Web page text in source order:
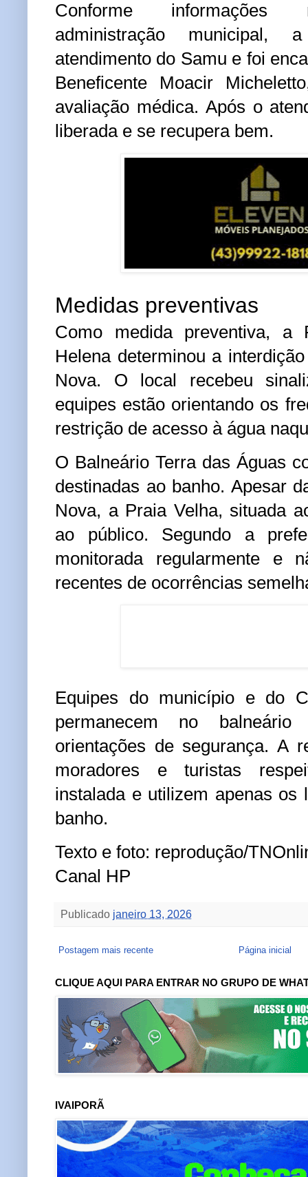
Conforme informações
administração municipal,
atendimento do Samu e foi
Beneficente Moacir
avaliação médica. Após o
liberada e se recupera bem.
Medidas preventivas
Como medida preventiva, a
Helena determinou a
Nova. O local recebeu
equipes estão orientando os
restrição de acesso à água
O Balneário Terra das Águas
destinadas ao banho. Apesar
Nova, a Praia Velha, situada
ao público. Segundo a
monitorada regularmente e
recentes de ocorrências
Equipes do município e do
permanecem no
orientações de segurança. A
moradores e turistas
instalada e utilizem apenas os
banho.
Texto e foto: reprodução/
Canal HP
Publicado janeiro 13, 2026
Postagem mais recente Página inicial
CLIQUE AQUI PARA ENTRAR NO GRUPO DE
IVAIPORÃ